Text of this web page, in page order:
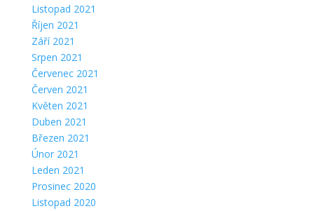
Listopad 2021
Říjen 2021
Září 2021
Srpen 2021
Červenec 2021
Červen 2021
Květen 2021
Duben 2021
Březen 2021
Únor 2021
Leden 2021
Prosinec 2020
Listopad 2020